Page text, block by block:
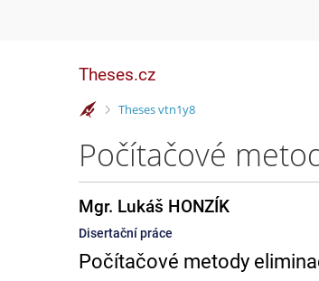
Theses.cz
>
Theses vtn1y8
Mgr. Lukáš HONZÍK
Disertační práce
Počítačové metody